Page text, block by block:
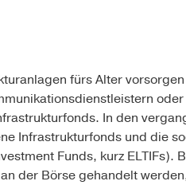
fürs Alter
In den
Infrastrukturfonds und die
Funds, kurz ELTIFs).
der Börse gehandelt